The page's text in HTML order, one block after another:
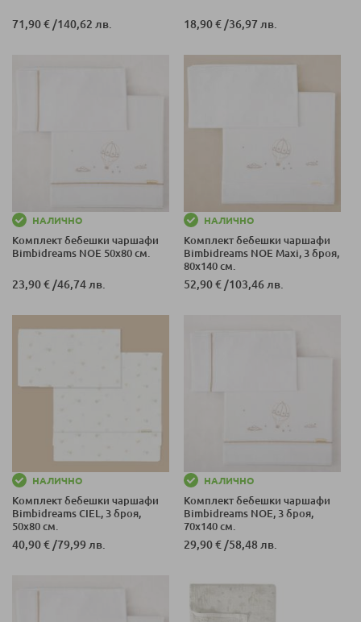
71,90 €/140,62 лв. 18,90 €/36,97 лв.
НАЛИЧНО
Комплект бебешки чаршафи
Bimbidreams NOE 50x80 см.
23,90 € /46,74 лв.
НАЛИЧНО
Комплект бебешки чаршафи
Bimbidreams NOE Maxi, 3 броя,
80x140 см.
52,90 € /103,46 лв.
НАЛИЧНО
Комплект бебешки чаршафи
Bimbidreams CIEL, 3 броя,
50x80 см.
40,90 € /79,99 лв.
НАЛИЧНО
Комплект бебешки чаршафи
Bimbidreams NOE, 3 броя,
70x140 см.
29,90 € /58,48 лв.